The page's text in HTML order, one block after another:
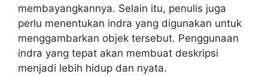
membayangkannya. Selain itu, penulis juga
perlu menentukan indra yang digunakan untuk
menggambarkan objek tersebut. Penggunaan
indra yang tepat akan membuat deskripsi
menjadi lebih hidup dan nyata.